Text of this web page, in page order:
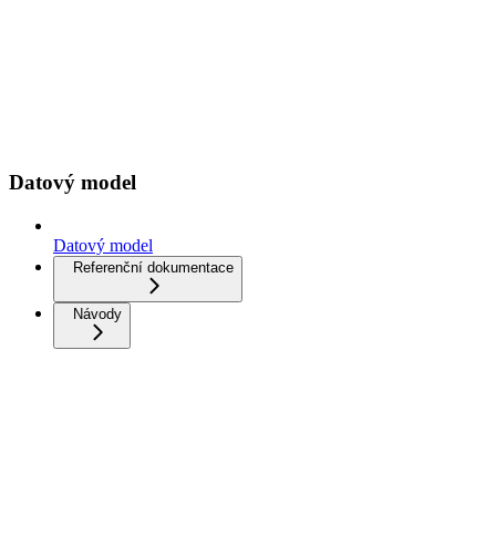
Datový model
Datový model
Referenční dokumentace
Návody